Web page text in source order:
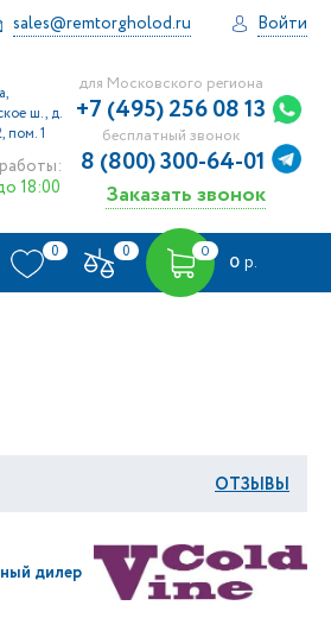
sales@remtorgholod.ru Войти
ш., д.
пом. 1
18:00
для Московского региона
+7 (495) 256 08 13
бесплатный звонок
8 (800) 300-64-01
Заказать звонок
0 0 0
0 р.
ОТЗЫВЫ
дилер